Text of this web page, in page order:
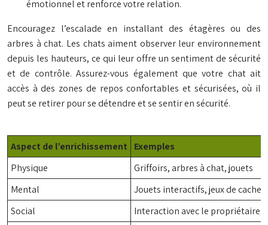
émotionnel et renforce votre relation.
Encouragez l’escalade en installant des étagères ou des
arbres à chat. Les chats aiment observer leur environnement
depuis les hauteurs, ce qui leur offre un sentiment de sécurité
et de contrôle. Assurez-vous également que votre chat ait
accès à des zones de repos confortables et sécurisées, où il
peut se retirer pour se détendre et se sentir en sécurité.
Aspect de l’enrichissement
Exemples
Physique
Griffoirs, arbres à chat, jouets
Mental
Jouets interactifs, jeux de cache-
Social
Interaction avec le propriétaire,